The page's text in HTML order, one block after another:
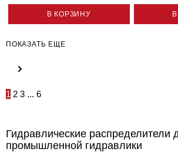
В КОРЗИНУ
ПОКАЗАТЬ ЕЩЕ
1 2 3 ... 6
Гидравлические распределители
промышленной гидравлики